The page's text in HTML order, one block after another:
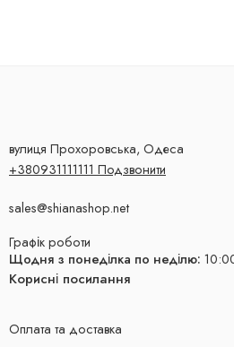
вулиця Прохоровська, Одеса
+380931111111 Подзвонити
sales@shianashop.net
Графік роботи
Щодня з понеділка по неділю:
Корисні посилання
Оплата та доставка